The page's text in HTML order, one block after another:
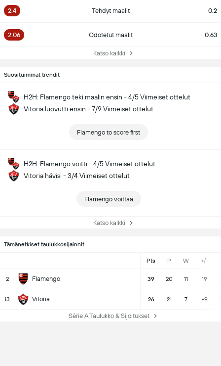
2.4 Tehdyt maalit 0.2
2.06 Odotetut maalit 0.63
Katso kaikki
Suosituimmat trendit
H2H: Flamengo teki maalin ensin - 4/5 Viimeiset ottelut
Vitoria luovutti ensin - 7/9 Viimeiset ottelut
Flamengo to score first
H2H: Flamengo voitti - 4/5 Viimeiset ottelut
Vitoria hävisi - 3/4 Viimeiset ottelut
Flamengo voittaa
Katso kaikki
Tämänetkiset taulukkosijainnit
Pts P W +/-
2 Flamengo 39 20 11 19
13 Vitoria 26 21 7 -9
Série A Taulukko & Sijoitukset